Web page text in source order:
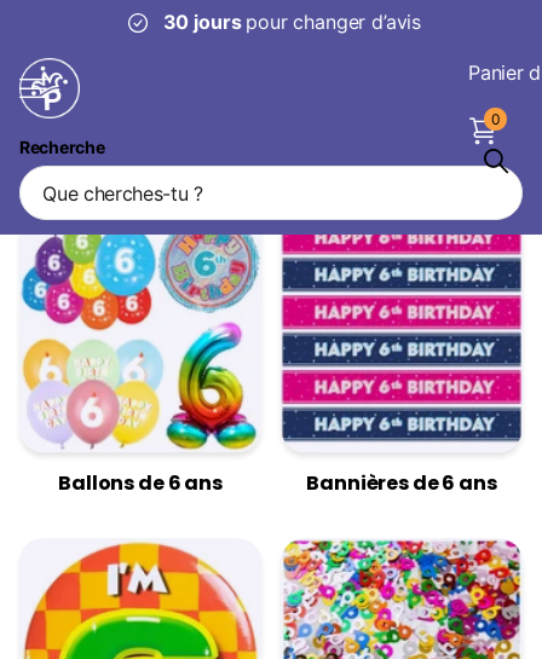
30 jours pour changer d’avis
Recherche
Panier
0
Décorations de 6 ans
Ballons de 6 ans Bannières de 6 ans